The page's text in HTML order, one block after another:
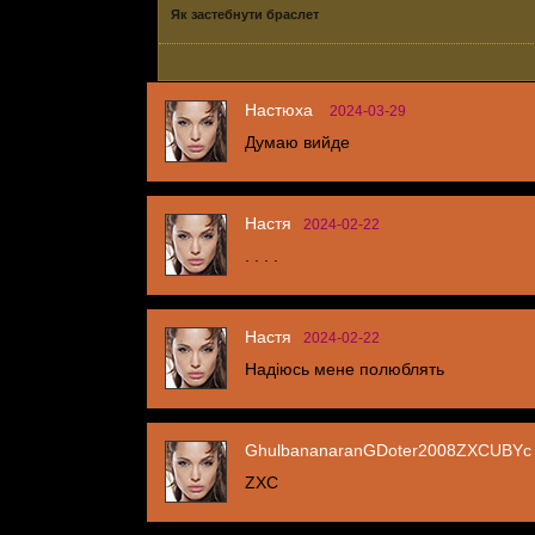
Як застебнути браслет
Настюха 2024-03-29
Думаю вийде
Настя 2024-02-22
Настя 2024-02-22
Надіюсь мене полюблять
GhulbananaranGDoter2008ZXCUBYc
ZXC